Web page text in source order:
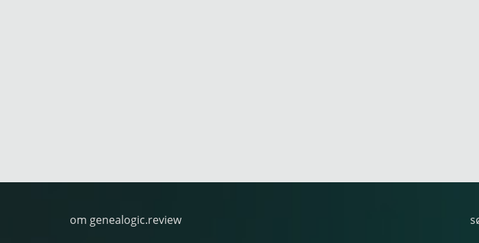
om genealogic.review